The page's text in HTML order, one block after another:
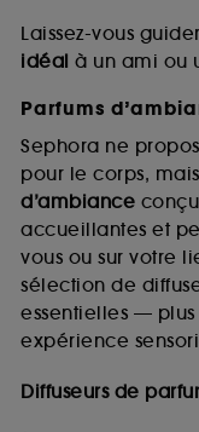
Laissez-vous
idéal à un ami ou
Parfums
Sephora ne
pour le corps,
d’ambiance
accueillantes et
vous ou sur votre
sélection de
essentielles —
expérience
Diffuseurs de